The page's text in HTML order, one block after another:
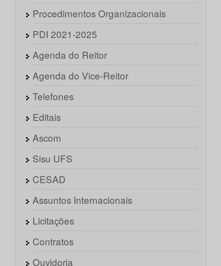
Procedimentos Organizacionais
PDI 2021-2025
Agenda do Reitor
Agenda do Vice-Reitor
Telefones
Editais
Ascom
Sisu UFS
CESAD
Assuntos Internacionais
Licitações
Contratos
Ouvidoria